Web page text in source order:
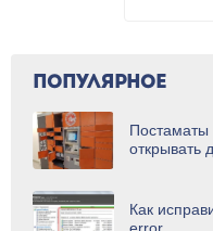
ПОПУЛЯРНОЕ
Постаматы
открывать
Как